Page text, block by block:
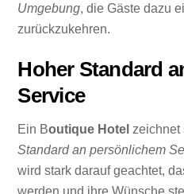
Umgebung, die Gäste dazu
zurückzukehren.
Hoher Standard
Service
Ein Boutique Hotel
Standard an persönlichem
wird stark darauf geachtet,
werden und ihre Wünsche